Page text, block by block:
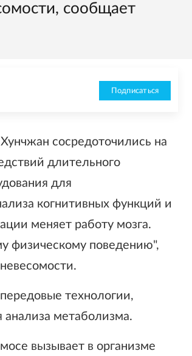
сообщает
Подписаться
сосредоточились на
длительного
для
когнитивных функций и
меняет работу мозга.
физическому поведению",
технологии,
анализа метаболизма.
вызывает в организме